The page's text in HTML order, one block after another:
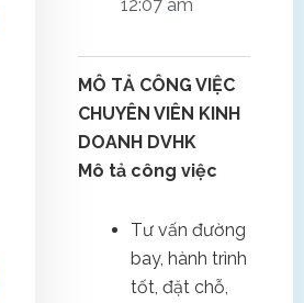
12:07 am
MÔ TẢ CÔNG VIỆC
CHUYÊN VIÊN KINH
DOANH DVHK
Mô tả công việc
Tư vấn đường
bay, hành trình
tốt, đặt chỗ,